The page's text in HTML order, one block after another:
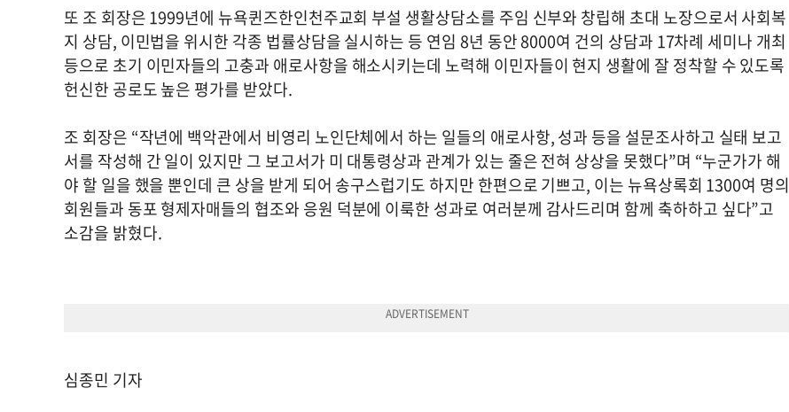
또 조 회장은 1999년에 뉴욕퀸즈한인천주교회 부설 생활상담소를 주임 신부와 창립해 초대 노장으로서 사회복
지 상담, 이민법을 위시한 각종 법률상담을 실시하는 등 연임 8년 동안 8000여 건의 상담과 17차례 세미나 개최
등으로 초기 이민자들의 고충과 애로사항을 해소시키는데 노력해 이민자들이 현지 생활에 잘 정착할 수 있도록
헌신한 공로도 높은 평가를 받았다.
조 회장은 “작년에 백악관에서 비영리 노인단체에서 하는 일들의 애로사항, 성과 등을 설문조사하고 실태 보고
서를 작성해 간 일이 있지만 그 보고서가 미 대통령상과 관계가 있는 줄은 전혀 상상을 못했다”며 “누군가가 해
야 할 일을 했을 뿐인데 큰 상을 받게 되어 송구스럽기도 하지만 한편으로 기쁘고, 이는 뉴욕상록회 1300여 명의
회원들과 동포 형제자매들의 협조와 응원 덕분에 이룩한 성과로 여러분께 감사드리며 함께 축하하고 싶다”고
소감을 밝혔다.
심종민 기자